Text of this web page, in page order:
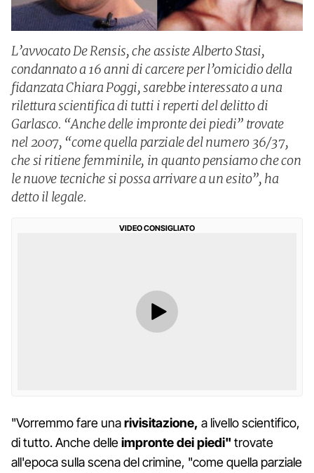
L’avvocato De Rensis, che assiste Alberto Stasi,
condannato a 16 anni di carcere per l’omicidio della
fidanzata Chiara Poggi, sarebbe interessato a una
rilettura scientifica di tutti i reperti del delitto di
Garlasco. “Anche delle impronte dei piedi” trovate
nel 2007, “come quella parziale del numero 36/37,
che si ritiene femminile, in quanto pensiamo che con
le nuove tecniche si possa arrivare a un esito”, ha
detto il legale.
VIDEO CONSIGLIATO
"Vorremmo fare unarivisitazione, a livello scientifico,
di tutto. Anche delleimpronte dei piedi" trovate
all'epoca sulla scena del crimine, "come quella parziale